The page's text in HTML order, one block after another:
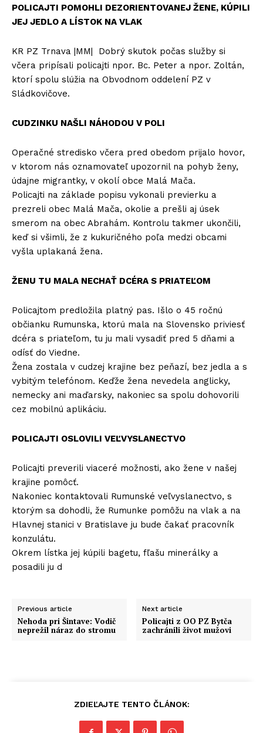
POLICAJTI POMOHLI DEZORIENTOVANEJ ŽENE, KÚPILI
JEJ JEDLO A LÍSTOK NA VLAK
KR PZ Trnava |MM| Dobrý skutok počas služby si
včera pripísali policajti npor. Bc. Peter a npor. Zoltán,
ktorí spolu slúžia na Obvodnom oddelení PZ v
Sládkovičove.
CUDZINKU NAŠLI NÁHODOU V POLI
Operačné stredisko včera pred obedom prijalo hovor,
v ktorom nás oznamovateľ upozornil na pohyb ženy,
údajne migrantky, v okolí obce Malá Mača.
Policajti na základe popisu vykonali previerku a
prezreli obec Malá Mača, okolie a prešli aj úsek
smerom na obec Abrahám. Kontrolu takmer ukončili,
keď si všimli, že z kukuričného poľa medzi obcami
vyšla uplakaná žena.
ŽENU TU MALA NECHAŤ DCÉRA S PRIATEĽOM
Policajtom predložila platný pas. Išlo o 45 ročnú
občianku Rumunska, ktorú mala na Slovensko priviesť
dcéra s priateľom, tu ju mali vysadiť pred 5 dňami a
odísť do Viedne.
Žena zostala v cudzej krajine bez peňazí, bez jedla a s
vybitým telefónom. Keďže žena nevedela anglicky,
nemecky ani maďarsky, nakoniec sa spolu dohovorili
cez mobilnú aplikáciu.
POLICAJTI OSLOVILI VEĽVYSLANECTVO
Policajti preverili viaceré možnosti, ako žene v našej
krajine pomôcť.
Nakoniec kontaktovali Rumunské veľvyslanectvo, s
ktorým sa dohodli, že Rumunke pomôžu na vlak a na
Hlavnej stanici v Bratislave ju bude čakať pracovník
konzulátu.
Okrem lístka jej kúpili bagetu, fľašu minerálky a
posadili ju d
Previous article
Nehoda pri Šintave: Vodič
neprežil náraz do stromu
Next article
Policajti z OO PZ Bytča
zachránili život mužovi
ZDIEĽAJTE TENTO ČLÁNOK: